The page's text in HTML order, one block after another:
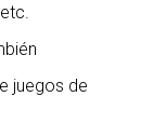
juegos de